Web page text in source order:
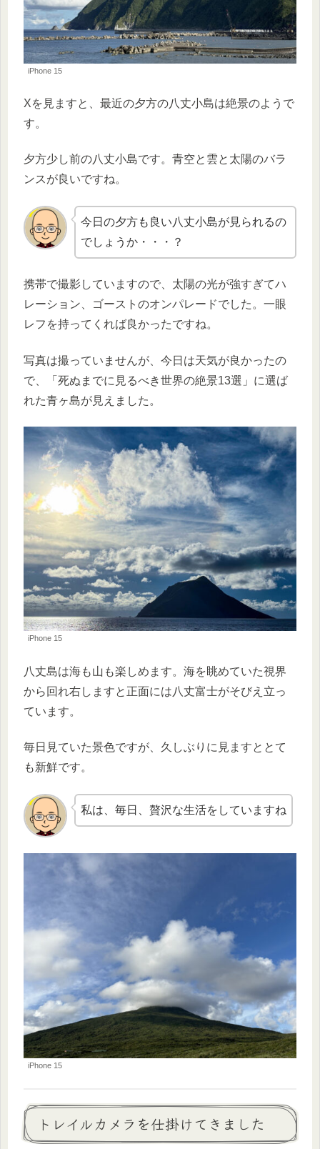
iPhone 15
Xを見ますと、最近の夕方の八丈小島は絶景のようで
す。
夕方少し前の八丈小島です。青空と雲と太陽のバラ
ンスが良いですね。
今日の夕方も良い八丈小島が見られるの
でしょうか・・・？
携帯で撮影していますので、太陽の光が強すぎてハ
レーション、ゴーストのオンパレードでした。一眼
レフを持ってくれば良かったですね。
写真は撮っていませんが、今日は天気が良かったの
で、「死ぬまでに見るべき世界の絶景13選」に選ば
れた青ヶ島が見えました。
iPhone 15
八丈島は海も山も楽しめます。海を眺めていた視界
から回れ右しますと正面には八丈富士がそびえ立っ
ています。
毎日見ていた景色ですが、久しぶりに見ますととて
も新鮮です。
私は、毎日、贅沢な生活をしていますね
iPhone 15
トレイルカメラを仕掛けてきました